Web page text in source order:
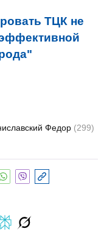
ТЦК не
Федор (299)